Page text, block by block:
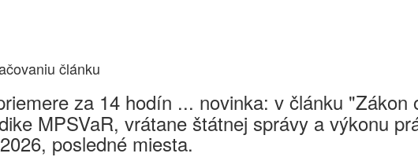
článku
za 14 hodín ... novinka: v článku
MPSVaR, vrátane štátnej správy a výkonu
posledné miesta.